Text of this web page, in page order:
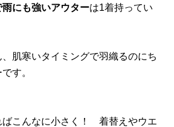
雨にも強いアウターは1着持ってい
肌寒いタイミングで羽織るのにち
す。
ばこんなに小さく！ 着替えやウエ